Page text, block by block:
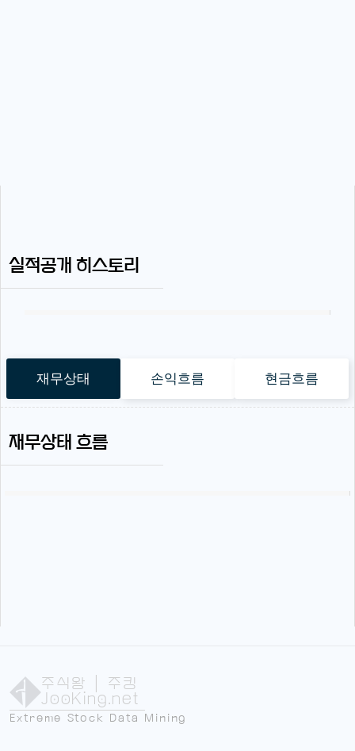
실적공개 히스토리
재무상태 손익흐름 현금흐름
재무상태 흐름
주식왕 | 주킹
JooKing.net
Extreme Stock Data Mining